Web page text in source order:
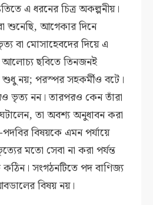
এ ধরনের চিত্র অকল্পনীয়।
শুনেছি, আগেকার দিনে
বা মোসাহেবদের দিয়ে এ
ছবিতে তিনজনই
শুধু নয়; পরস্পর সহকর্মীও বটে।
ভৃত্য নন। তারপরও কেন তাঁরা
তা অবশ্য অনুধাবন করা
বিষয়কে এমন পর্যায়ে
মতো সেবা না করা পর্যন্ত
সংগঠনটিতে পদ বাণিজ্য
বিষয় নয়।